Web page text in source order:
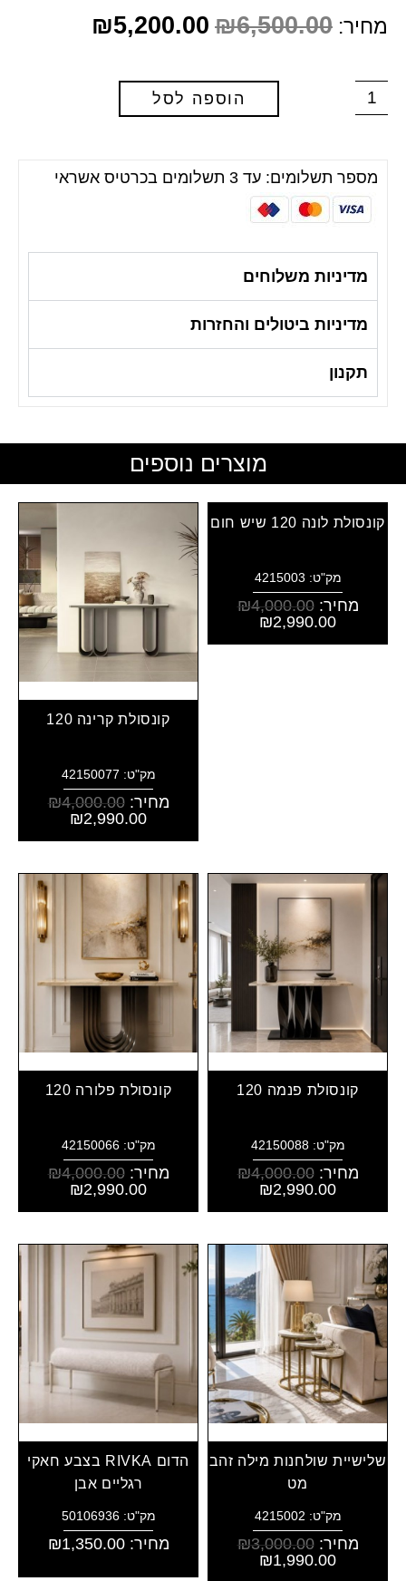
מחיר: ₪6,500.00
₪5,200.00
הוספה לסל
מספר תשלומים: עד 3 תשלומים בכרטיס אשראי
מדיניות משלוחים
מדיניות ביטולים והחזרות
תקנון
מוצרים נוספים
קונסולת לונה 120 שיש חום
מק"ט: 4215003
מחיר: ₪4,000.00
₪2,990.00
קונסולת קרינה 120
מק"ט: 42150077
מחיר: ₪4,000.00
₪2,990.00
קונסולת פנמה 120
מק"ט: 42150088
מחיר: ₪4,000.00
₪2,990.00
קונסולת פלורה 120
מק"ט: 42150066
מחיר: ₪4,000.00
₪2,990.00
שלישיית שולחנות מילה זהב
מט
מק"ט: 4215002
מחיר: ₪3,000.00
₪1,990.00
הדום RIVKA בצבע חאקי
רגליים אבן
מק"ט: 50106936
מחיר: ₪1,350.00